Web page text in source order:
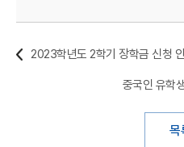
2023학년도 2학기 장학금 신청
목
중국인 유학